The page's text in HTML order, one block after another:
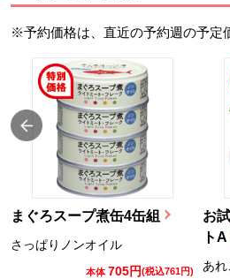
※予約価格は、直近の予約週の予定
まぐろスープ煮缶4缶組
さっぱりノンオイル
本体 705円(税込761円)
お
トA
あ